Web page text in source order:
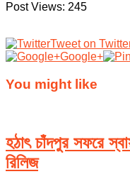
Post Views: 245
Tweet on
Google+
You might like
হঠাৎ চাঁদপুর সফরে
রিলিজ